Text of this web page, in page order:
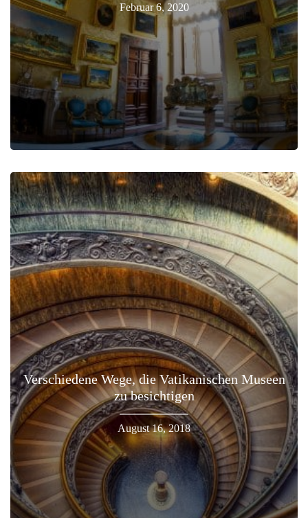
Februar 6, 2020
Verschiedene Wege, die Vatikanischen Museen
zu besichtigen
August 16, 2018